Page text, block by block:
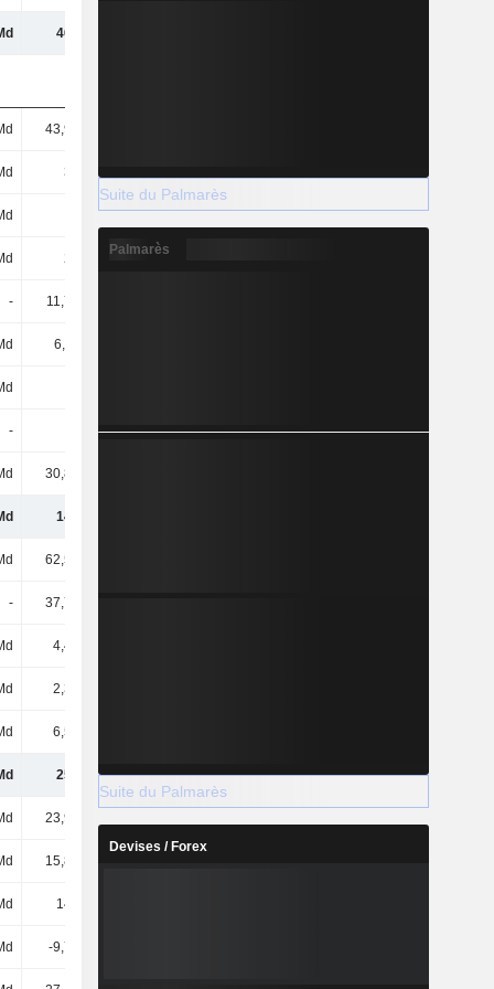
464 Md
43,92 Md
31 Md
7 M 2,5 Md 2,5 Md
20 Md 25 Md
- 11,75 Md
6,11 Md
- - - -
30,86 Md
144 Md
62,58 Md
- 37,78 Md
4,42 Md
2,38 Md
6,51 Md
257 Md 284 Md 313 Md
23,97 Md
15,84 Md
148 Md
-9,72 Md
Suite du Palmarès
Palmarès
Suite du Palmarès
Devises / Forex